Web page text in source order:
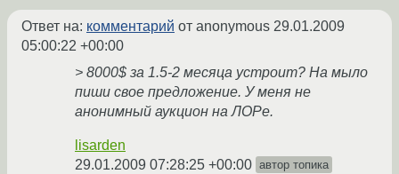
Ответ на: комментарий от anonymous 29.01.2009
05:00:22 +00:00
> 8000$ за 1.5-2 месяца устроит? На мыло
пиши свое предложение. У меня не
анонимный аукцион на ЛОРе.
lisarden
29.01.2009 07:28:25 +00:00 автор топика